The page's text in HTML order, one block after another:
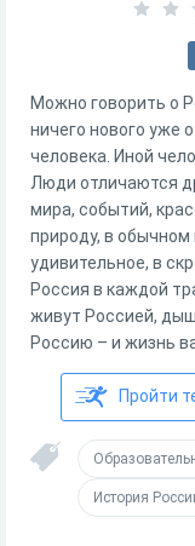
Можно говорить о
ничего нового уже
человека. Иной
Люди отличаются
мира, событий,
природу, в
удивительное, в
Россия в каждой
живут Россией,
Россию – и жизнь
Пройти
История